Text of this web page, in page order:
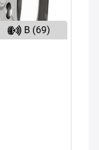
B (69)